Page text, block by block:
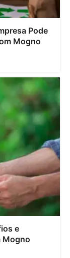
Pode
Mogno
e
Mogno